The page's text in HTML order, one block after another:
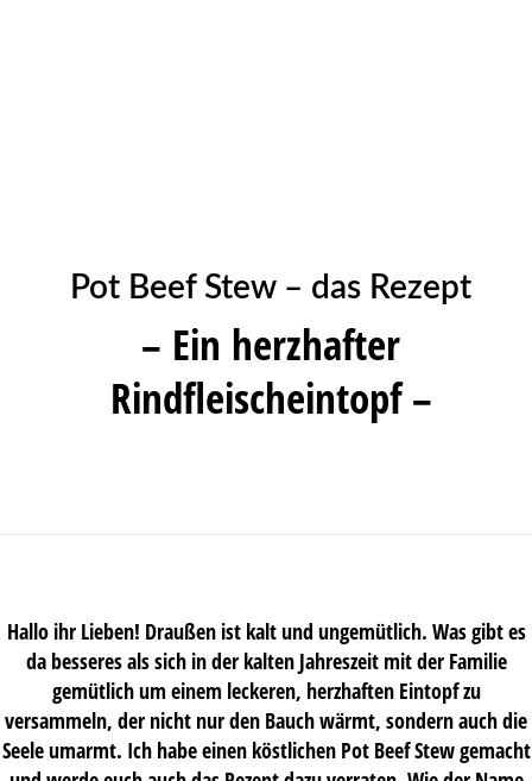
Pot Beef Stew – das Rezept
– Ein herzhafter
Rindfleischeintopf –
Hallo ihr Lieben! Draußen ist kalt und ungemütlich. Was gibt es
da besseres als sich in der kalten Jahreszeit mit der Familie
gemütlich um einem leckeren, herzhaften Eintopf zu
versammeln, der nicht nur den Bauch wärmt, sondern auch die
Seele umarmt. Ich habe einen köstlichen Pot Beef Stew gemacht